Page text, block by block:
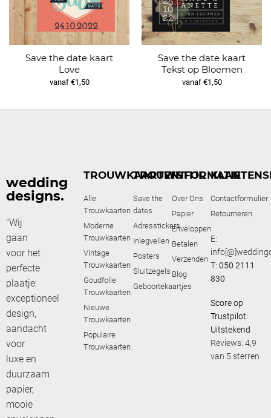
Save the date kaart
Love
vanaf €1,50
Save the date kaart
Tekst op Bloemen
vanaf €1,50
wedding
designs.
“Wij
gaan
voor het
perfecte
plaatje:
exceptioneel
design,
aandacht
voor
luxe en
duurzaam
papier,
mooie
TROUWKAARTEN
Alle
Trouwkaarten
Moderne
Trouwkaarten
Vintage
Trouwkaarten
Goudfolie
Trouwkaarten
Nieuwe
Trouwkaarten
Populaire
Trouwkaarten
TROUWSTIJL
Save the
dates
Adresstickers
Inlegvellen
Posters
Sluitzegels
Geboortekaartjes
INFORMATIE
Over Ons
Papier
Enveloppen
Betalen
Verzenden
Blog
Contactformulier
Retourneren
E:
T:050 2111
830
Score op
Trustpilot:
Uitstekend
Reviews: 4,9
van 5 sterren